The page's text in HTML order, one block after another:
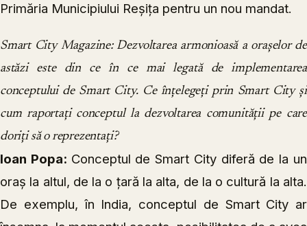
Primăria Municipiului Reșița pentru un nou mandat.
Smart City Magazine: Dezvoltarea armonioasă a orașelor de
astăzi este din ce în ce mai legată de implementarea
conceptului de Smart City. Ce înțelegeți prin Smart City și
cum raportați conceptul la dezvoltarea comunității pe care
doriți să o reprezentați?
Ioan Popa: Conceptul de Smart City diferă de la un
oraș la altul, de la o țară la alta, de la o cultură la alta.
De exemplu, în India, conceptul de Smart City ar